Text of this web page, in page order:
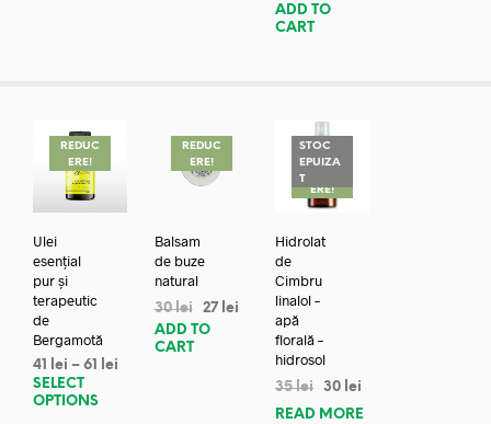
ADD TO
CART
REDUC
ERE!
Ulei
esențial
pur și
terapeutic
de
Bergamotă
41 lei – 61
lei
SELECT
OPTIONS
REDUC
ERE!
Balsam
de buze
natural
30lei 27 lei
ADD TO
CART
STOC
EPUIZA
TREDUC
ERE!
Hidrolat
de
Cimbru
linalol –
apă
florală –
hidrosol
35lei 30 lei
READ MORE